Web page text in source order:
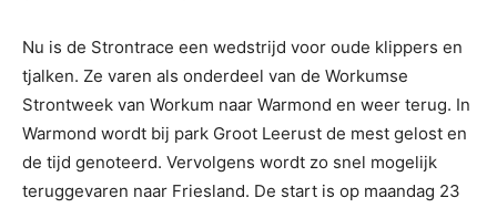
Nu is de Strontrace een wedstrijd voor oude klippers en
tjalken. Ze varen als onderdeel van de Workumse
Strontweek van Workum naar Warmond en weer terug. In
Warmond wordt bij park Groot Leerust de mest gelost en
de tijd genoteerd. Vervolgens wordt zo snel mogelijk
teruggevaren naar Friesland. De start is op maandag 23